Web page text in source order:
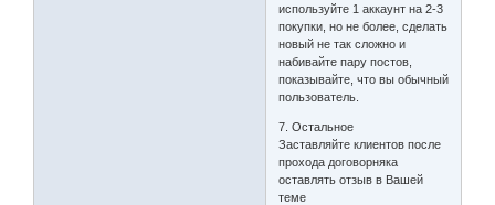
используйте 1 аккаунт на 2-3
покупки, но не более, сделать
новый не так сложно и
набивайте пару постов,
показывайте, что вы обычный
пользователь.
7. Остальное
Заставляйте клиентов после
прохода договорняка
оставлять отзыв в Вашей
теме